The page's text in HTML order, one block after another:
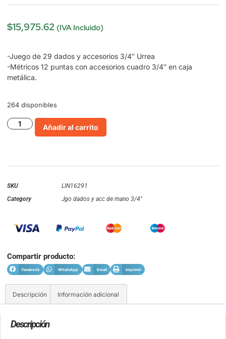
$15,975.62 (IVA Incluido)
-Juego de 29 dados y accesorios 3/4″ Urrea
-Métricos 12 puntas con accesorios cuadro 3/4″ en caja
metálica.
264 disponibles
Añadir al carrito
SKU
LIN16291
Category
Jgo dados y acc de mano 3/4"
Compartir producto:
Facebook WhatsApp Email Imprimir
Descripción Información adicional
Descripción